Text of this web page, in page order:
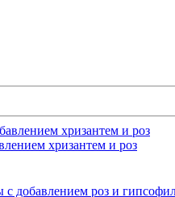
хризантем и роз